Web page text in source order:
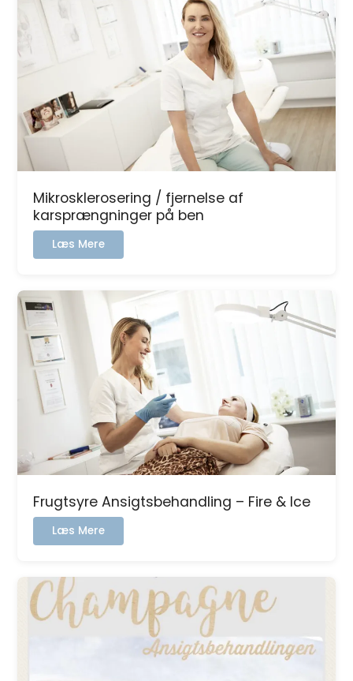
Mikrosklerosering / fjernelse af
karsprængninger på ben
Læs Mere:
Mikrosklerosering
fjernelse
af
karsprængninger
på
ben
Frugtsyre Ansigtsbehandling – Fire & Ice
Læs Mere:
Frugtsyre
–
Fire
&